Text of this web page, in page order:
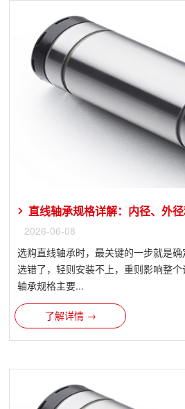
直线轴承规格详解：内径、外径
2026-06-08
选购直线轴承时，最关键的一步就是
选错了，轻则安装不上，重则影响整
轴承规格主要...
了解详情 →